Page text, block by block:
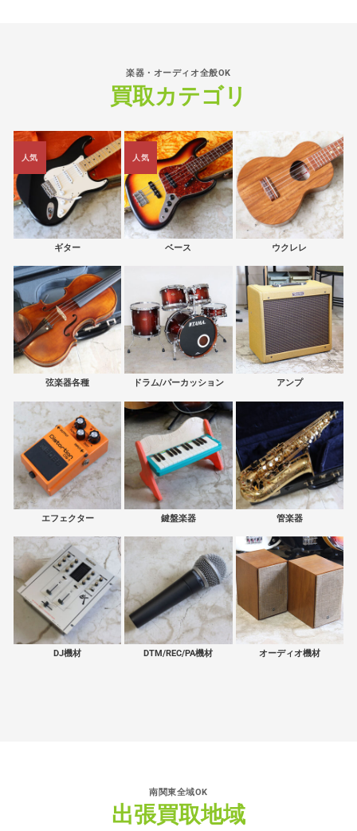
楽器・オーディオ全般OK
買取カテゴリ
人気
ギター
人気
ベース ウクレレ
弦楽器各種 ドラム/パーカッション アンプ
エフェクター 鍵盤楽器 管楽器
DJ機材 DTM/REC/PA機材 オーディオ機材
南関東全域OK
出張買取地域